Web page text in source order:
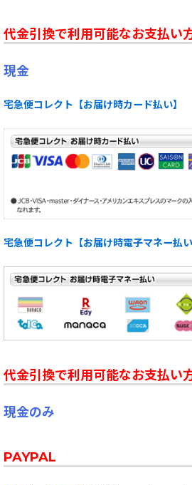
代金引換で利用可能なお支払い
現金
宅急便コレクト【お届け時カード払い】
宅急便コレクト【お届け時電子マネー払い
代金引換で利用可能なお支払い
現金のみ
PAYPAL